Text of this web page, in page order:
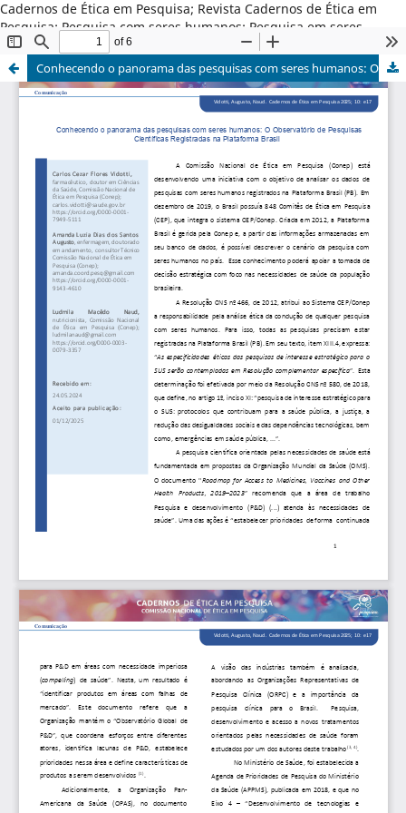
Cadernos de Ética em Pesquisa; Revista Cadernos de Ética em
Pesquisa; Pesquisa com seres humanos; Pesquisa em seres
humanos; Revista da Conep; Ética em Pesquisa; Ética; Bioética.
Conhecendo o panorama das pesquisas com seres humanos: O Observatório de Pesquisas Científicas Registradas na Plataforma Brasil